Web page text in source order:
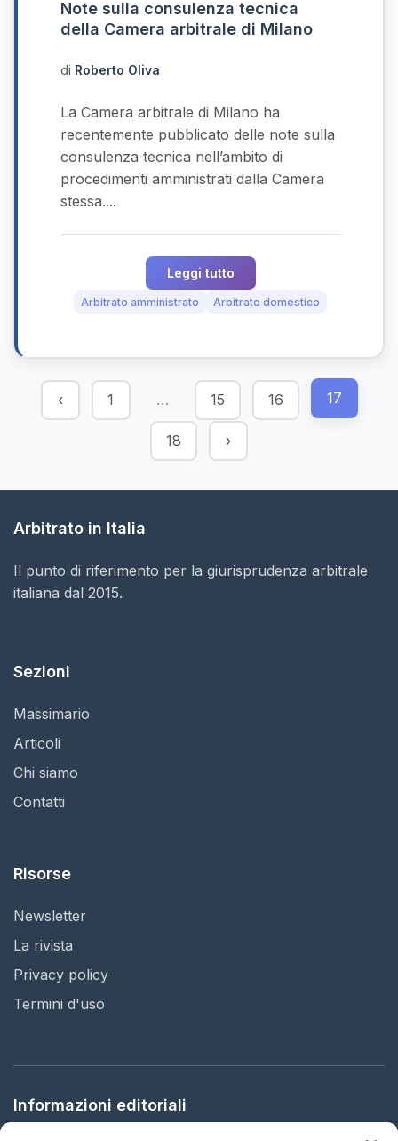
Note sulla consulenza tecnica
della Camera arbitrale di Milano
di Roberto Oliva
La Camera arbitrale di Milano ha
recentemente pubblicato delle note sulla
consulenza tecnica nell’ambito di
procedimenti amministrati dalla Camera
stessa....
Leggi tutto
Arbitrato amministrato Arbitrato domestico
‹ 1 … 15 16 17
18 ›
Arbitrato in Italia
Il punto di riferimento per la giurisprudenza arbitrale
italiana dal 2015.
Sezioni
Massimario
Articoli
Chi siamo
Contatti
Risorse
Newsletter
La rivista
Privacy policy
Termini d'uso
Informazioni editoriali